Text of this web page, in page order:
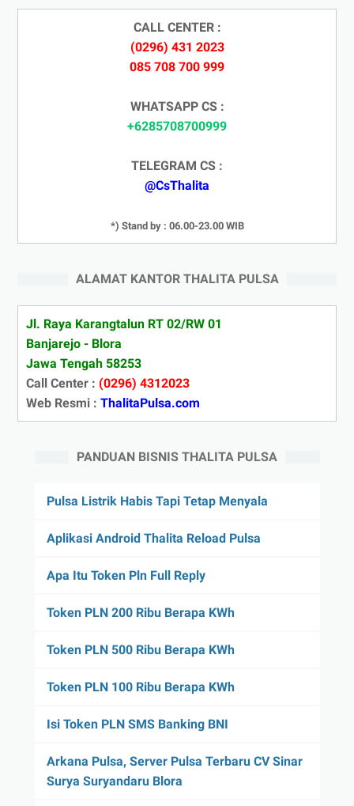
CALL CENTER :
(0296) 431 2023
085 708 700 999
WHATSAPP CS :
+6285708700999
TELEGRAM CS :
@CsThalita
*) Stand by : 06.00-23.00 WIB
ALAMAT KANTOR THALITA PULSA
Jl. Raya Karangtalun RT 02/RW 01
Banjarejo - Blora
Jawa Tengah 58253
Call Center : (0296) 4312023
Web Resmi : ThalitaPulsa.com
PANDUAN BISNIS THALITA PULSA
Pulsa Listrik Habis Tapi Tetap Menyala
Aplikasi Android Thalita Reload Pulsa
Apa Itu Token Pln Full Reply
Token PLN 200 Ribu Berapa KWh
Token PLN 500 Ribu Berapa KWh
Token PLN 100 Ribu Berapa KWh
Isi Token PLN SMS Banking BNI
Arkana Pulsa, Server Pulsa Terbaru CV Sinar
Surya Suryandaru Blora